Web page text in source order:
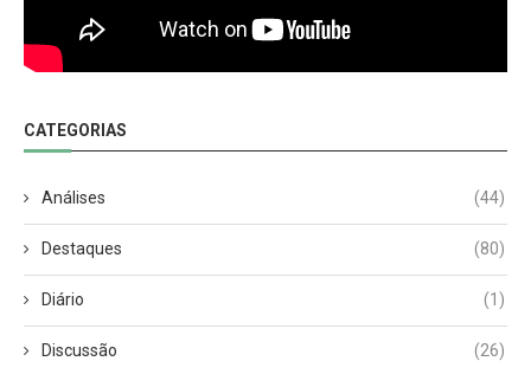
CATEGORIAS
Análises (44)
Destaques (80)
Diário (1)
Discussão (26)